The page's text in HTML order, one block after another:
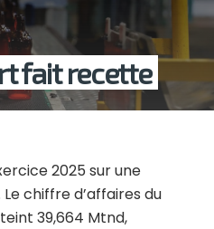
fait recette
2025 sur une
chiffre d’affaires du
39,664 Mtnd,